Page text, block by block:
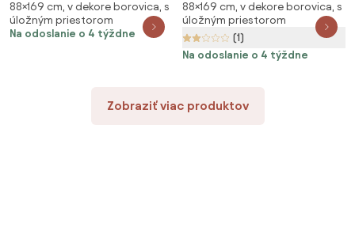
biela/borovica Rošt: S
lamelovým roštom, Matrac:
Matrac EASYSOFT 8 cm
88×169 cm, v dekore borovica, s
úložným priestorom
Na odoslanie o 4 týždne
biela/borovica Rošt: S
lamelovým roštom, Matrac:
Matrac COCO 10 cm
88×169 cm, v dekore borovica, s
úložným priestorom
(1)
Na odoslanie o 4 týždne
Zobraziť viac produktov